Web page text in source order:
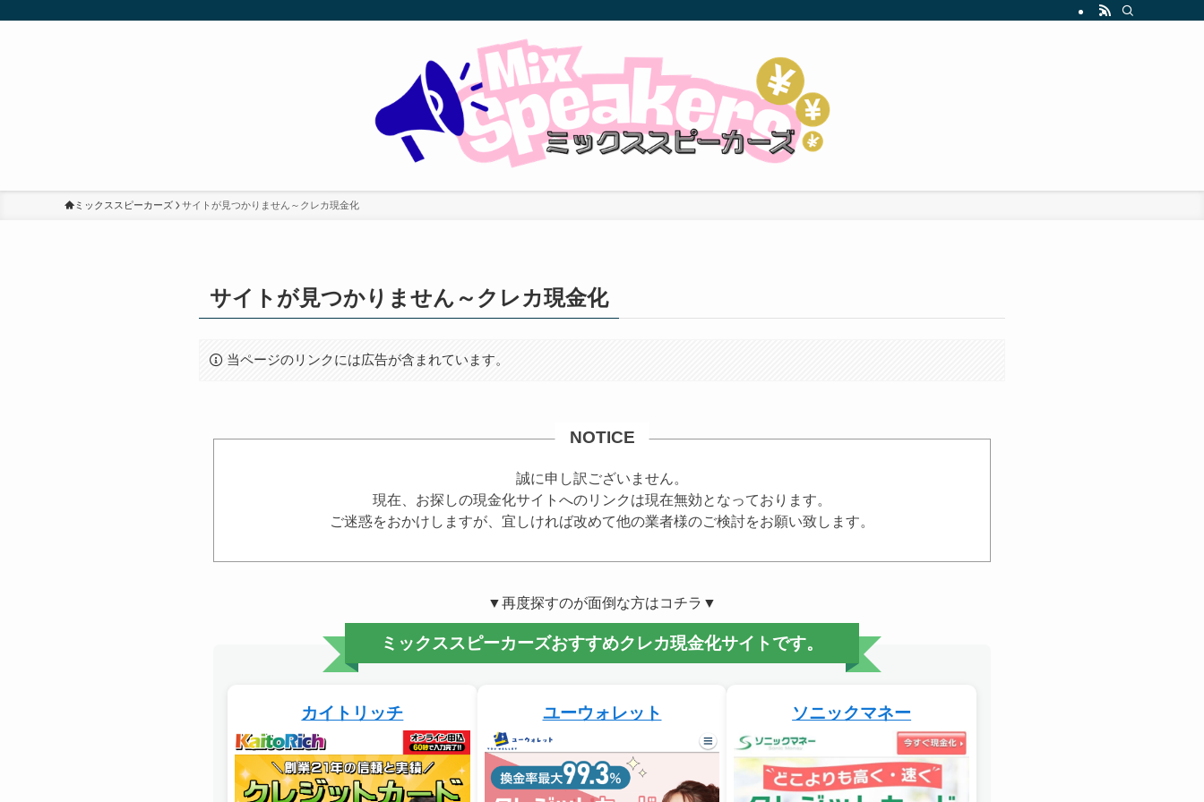
ミックススピーカーズ サイトが見つかりません～クレカ現金化
サイトが見つかりません～クレカ現金化
当ページのリンクには広告が含まれています。
NOTICE
誠に申し訳ございません。
現在、お探しの現金化サイトへのリンクは現在無効となっております。
ご迷惑をおかけしますが、宜しければ改めて他の業者様のご検討をお願い致します。
▼再度探すのが面倒な方はコチラ▼
ミックススピーカーズおすすめクレカ現金化サイトです。
カイトリッチ ユーウォレット ソニックマネー